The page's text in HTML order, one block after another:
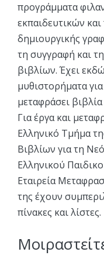
προγράμματα
εκπαιδευτικών
δημιουργικής
τη συγγραφή και
βιβλίων. Έχει
μυθιστορήματα
μεταφράσει
Για έργα και
Ελληνικό Τμήμα
Βιβλίων για τη
Ελληνικού
Εταιρεία
της έχουν
πίνακες και λίστες.